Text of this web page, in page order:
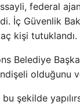
federal
İç Güvenlik
kişi tutuklandı.
Belediye
olduğunu
şekilde